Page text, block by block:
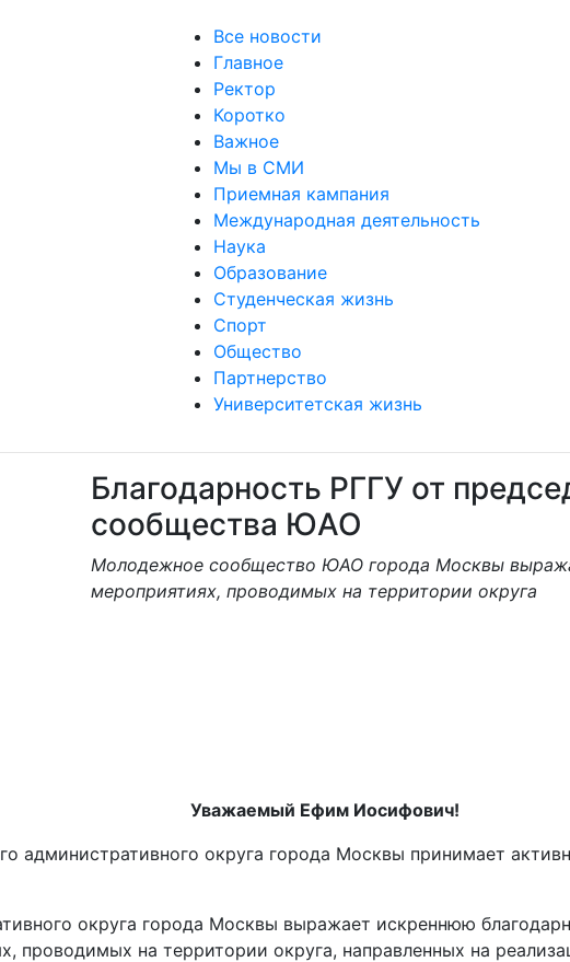
Все новости
Главное
Ректор
Коротко
Важное
Мы в СМИ
Приемная кампания
Международная деятельность
Наука
Образование
Студенческая жизнь
Спорт
Общество
Партнерство
Университетская жизнь
Благодарность РГГУ от
сообщества ЮАО
Молодежное сообщество ЮАО города Москвы
мероприятиях, проводимых на территории округа
Уважаемый Ефим Иосифович!
административного округа города Москвы принимает
округа города Москвы выражает искреннюю
проводимых на территории округа, направленных на